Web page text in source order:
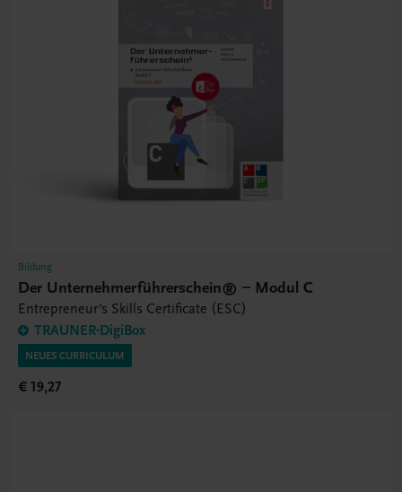
Bildung
Der Unternehmerführerschein® – Modul C
Entrepreneur's Skills Certificate (ESC)
TRAUNER-DigiBox
NEUES CURRICULUM
€ 19,27